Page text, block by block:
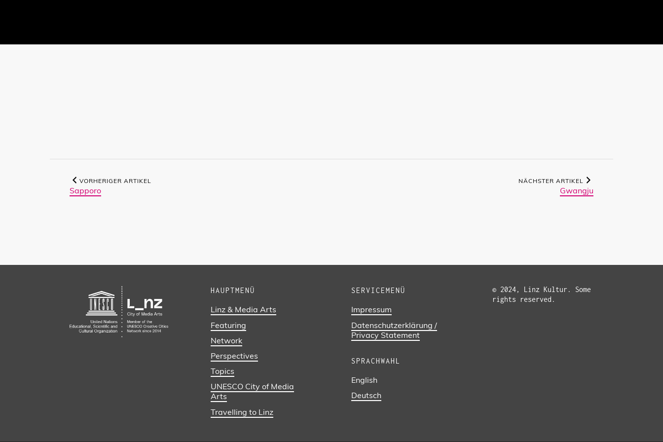
VORHERIGER ARTIKEL
Sapporo
NÄCHSTER ARTIKEL
Gwangju
HAUPTMENÜ
Linz & Media Arts
Featuring
Network
Perspectives
Topics
UNESCO City of Media
Arts
Travelling to Linz
SERVICEMENÜ
Impressum
Datenschutzerklärung /
Privacy Statement
SPRACHWAHL
English
Deutsch
© 2024, Linz Kultur. Some
rights reserved.